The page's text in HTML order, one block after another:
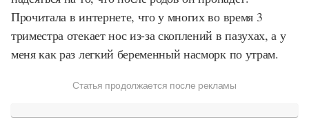
Прочитала в интернете, что у многих во время 3
триместра отекает нос из-за скоплений в пазухах, а у
меня как раз легкий беременный насморк по утрам.
Статья продолжается после рекламы